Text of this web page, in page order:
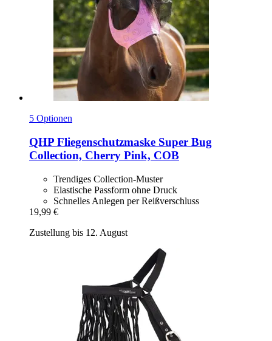
5 Optionen
QHP Fliegenschutzmaske Super Bug
Collection, Cherry Pink, COB
Trendiges Collection-Muster
Elastische Passform ohne Druck
Schnelles Anlegen per Reißverschluss
19,99 €
Zustellung bis 12. August